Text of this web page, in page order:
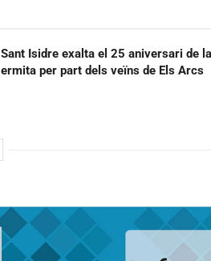
Sant Isidre exalta el 25 aniversari de
ermita per part dels veïns de Els Arcs